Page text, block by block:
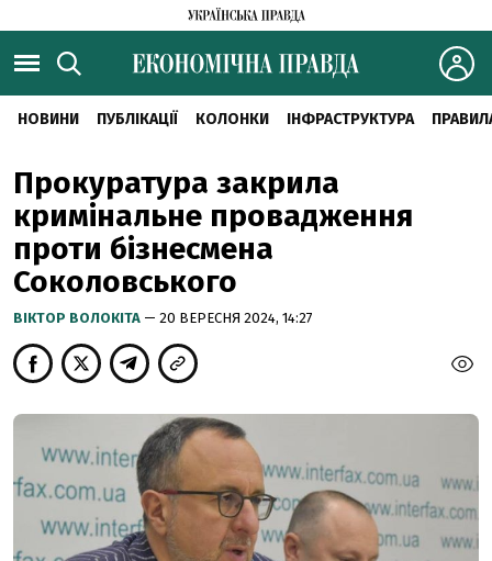
НОВИНИ ПУБЛІКАЦІЇ КОЛОНКИ ІНФРАСТРУКТУРА
Прокуратура закрила
кримінальне провадження
проти бізнесмена
Соколовського
ВІКТОР ВОЛОКІТА — 20 ВЕРЕСНЯ 2024, 14:27